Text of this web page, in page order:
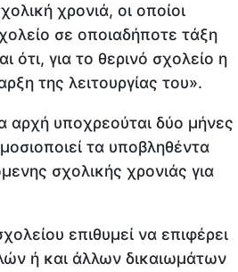
χρονιά, οι οποίοι
σε οποιαδήποτε τάξη
για το θερινό σχολείο η
της λειτουργίας του».
αρχή υποχρεούται δύο μήνες
τα υποβληθέντα
σχολικής χρονιάς για
επιθυμεί να επιφέρει
ή και άλλων δικαιωμάτων